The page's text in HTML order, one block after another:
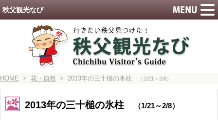
HOME > 花・自然 > 2013年の三十槌の氷柱 （1/21～2/8）
2013年の三十槌の氷柱 （1/21～2/8）
秩父観光なび